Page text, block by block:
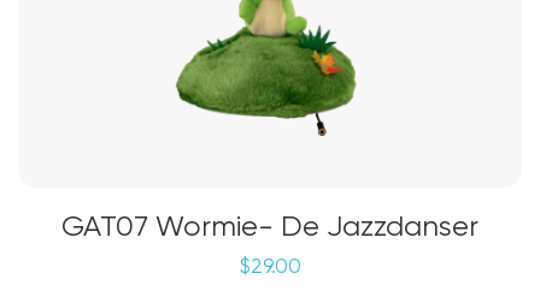
GAT07 Wormie- De Jazzdanser
$29.00